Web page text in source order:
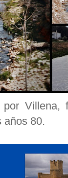
Villena,
años 80.